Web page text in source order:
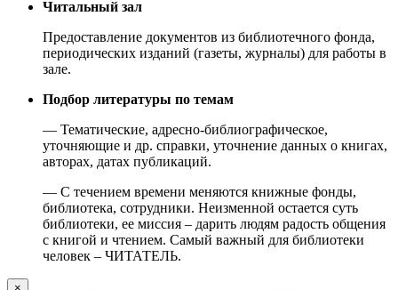
Читальный зал
Предоставление документов из библиотечного фонда,
периодических изданий (газеты, журналы) для работы в
зале.
Подбор литературы по темам
— Тематические, адресно-библиографическое,
уточняющие и др. справки, уточнение данных о книгах,
авторах, датах публикаций.
— С течением времени меняются книжные фонды,
библиотека, сотрудники. Неизменной остается суть
библиотеки, ее миссия – дарить людям радость общения
с книгой и чтением. Самый важный для библиотеки
человек – ЧИТАТЕЛЬ.